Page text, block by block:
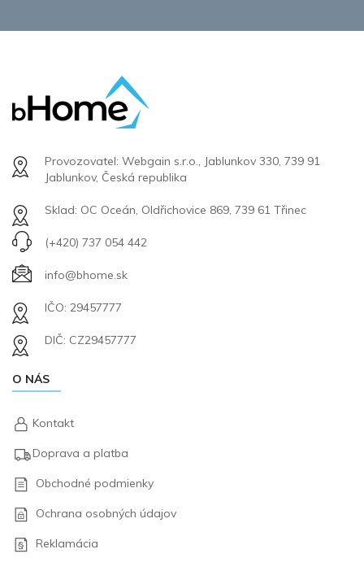
Provozovatel: Webgain s.r.o., Jablunkov 330, 739 91
Jablunkov, Česká republika
Sklad: OC Oceán, Oldřichovice 869, 739 61 Třinec
(+420) 737 054 442
info@bhome.sk
IČO: 29457777
DIČ: CZ29457777
O NÁS
Kontakt
Doprava a platba
Obchodné podmienky
Ochrana osobných údajov
Reklamácia